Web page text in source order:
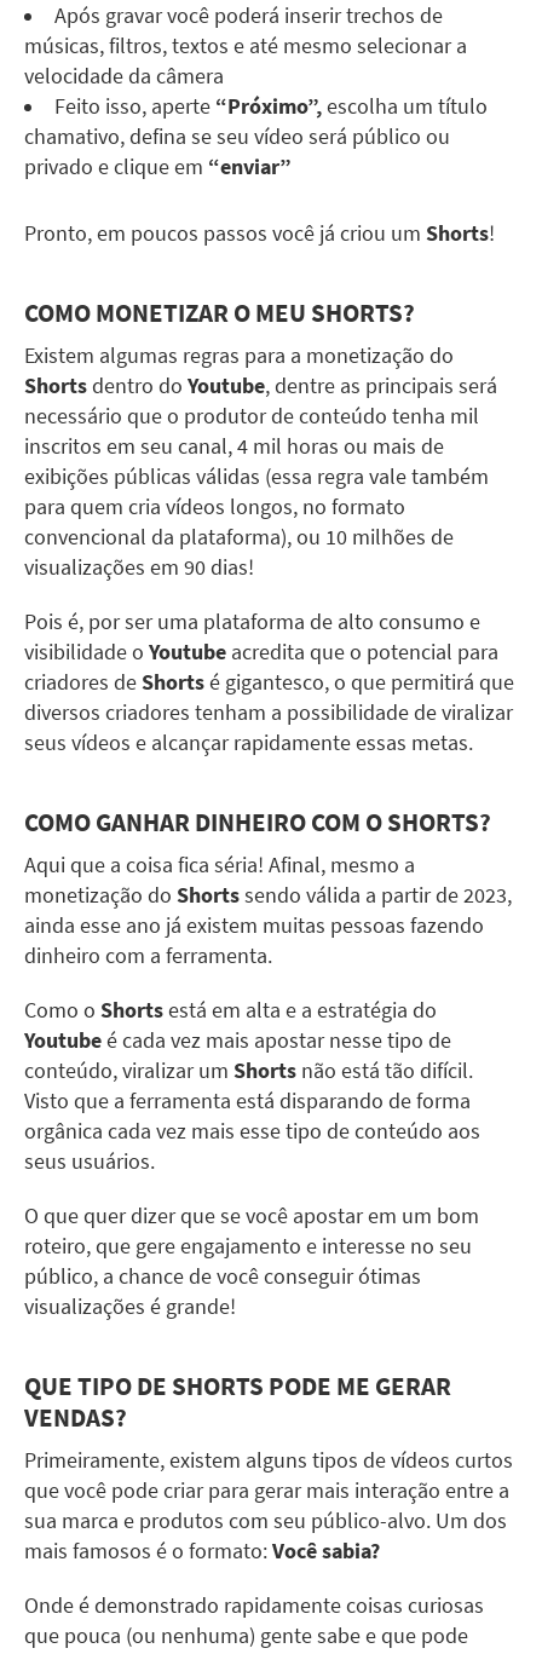
Após gravar você poderá inserir trechos de
músicas, filtros, textos e até mesmo selecionar a
velocidade da câmera
Feito isso, aperte “Próximo”,escolha um título
chamativo, defina se seu vídeo será público ou
privado e clique em “enviar”
Pronto, em poucos passos você já criou um Shorts!
COMO MONETIZAR O MEU SHORTS?
Existem algumas regras para a monetização do
Shortsdentro do Youtube, dentre as principais será
necessário que o produtor de conteúdo tenha mil
inscritos em seu canal, 4 mil horas ou mais de
exibições públicas válidas (essa regra vale também
para quem cria vídeos longos, no formato
convencional da plataforma), ou 10 milhões de
visualizações em 90 dias!
Pois é, por ser uma plataforma de alto consumo e
visibilidade o Youtube acredita que o potencial para
criadores deShortsé gigantesco, o que permitirá que
diversos criadores tenham a possibilidade de viralizar
seus vídeos e alcançar rapidamente essas metas.
COMO GANHAR DINHEIRO COM OSHORTS?
Aqui que a coisa fica séria! Afinal, mesmo a
monetização do Shortssendo válida a partir de 2023,
ainda esse ano já existem muitas pessoas fazendo
dinheiro com a ferramenta.
Como o Shortsestá em alta e a estratégia do
Youtubeé cada vez mais apostar nesse tipo de
conteúdo, viralizar um Shorts não está tão difícil.
Visto que a ferramenta está disparando de forma
orgânica cada vez mais esse tipo de conteúdo aos
seus usuários.
O que quer dizer que se você apostar em um bom
roteiro, que gere engajamento e interesse no seu
público, a chance de você conseguir ótimas
visualizações é grande!
QUE TIPO DE SHORTS PODE ME GERAR
VENDAS?
Primeiramente, existem alguns tipos de vídeos curtos
que você pode criar para gerar mais interação entre a
sua marca e produtos com seu público-alvo. Um dos
mais famosos é o formato:Você sabia?
Onde é demonstrado rapidamente coisas curiosas
que pouca (ou nenhuma) gente sabe e que pode